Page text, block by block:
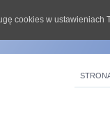
cookies w ustawieniach